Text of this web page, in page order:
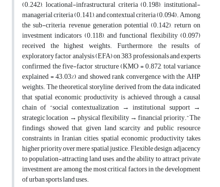
(0.242), locational-infrastructural criteria (0.198), institutional-
managerial criteria (0.141), and contextual criteria (0.094). Among
the sub-criteria, revenue generation potential (0.142), return on
investment indicators (0.118), and functional flexibility (0.097)
received the highest weights. Furthermore, the results of
exploratory factor analysis (EFA) on 383 professionals and experts
confirmed the five-factor structure (KMO = 0.872, total variance
explained = 43.03%) and showed rank convergence with the AHP
weights. The theoretical storyline derived from the data indicated
that spatial economic productivity is achieved through a causal
chain of “social contextualization → institutional support →
strategic location → physical flexibility → financial priority.” The
findings showed that, given land scarcity and public resource
constraints in Iranian cities, spatial economic productivity takes
higher priority over mere spatial justice. Flexible design, adjacency
to population-attracting land uses, and the ability to attract private
investment are among the most critical factors in the development
of urban sports land uses.